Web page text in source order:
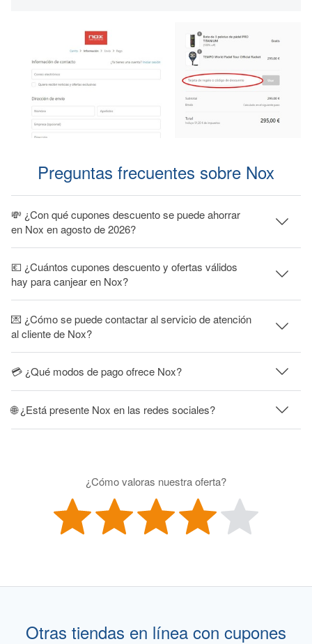
Preguntas frecuentes sobre Nox
💸 ¿Con qué cupones descuento se puede ahorrar
en Nox en agosto de 2026?
💶 ¿Cuántos cupones descuento y ofertas válidos
hay para canjear en Nox?
💌 ¿Cómo se puede contactar al servicio de atención
al cliente de Nox?
💳 ¿Qué modos de pago ofrece Nox?
🌐 ¿Está presente Nox en las redes sociales?
¿Cómo valoras nuestra oferta?
Otras tiendas en línea con cupones